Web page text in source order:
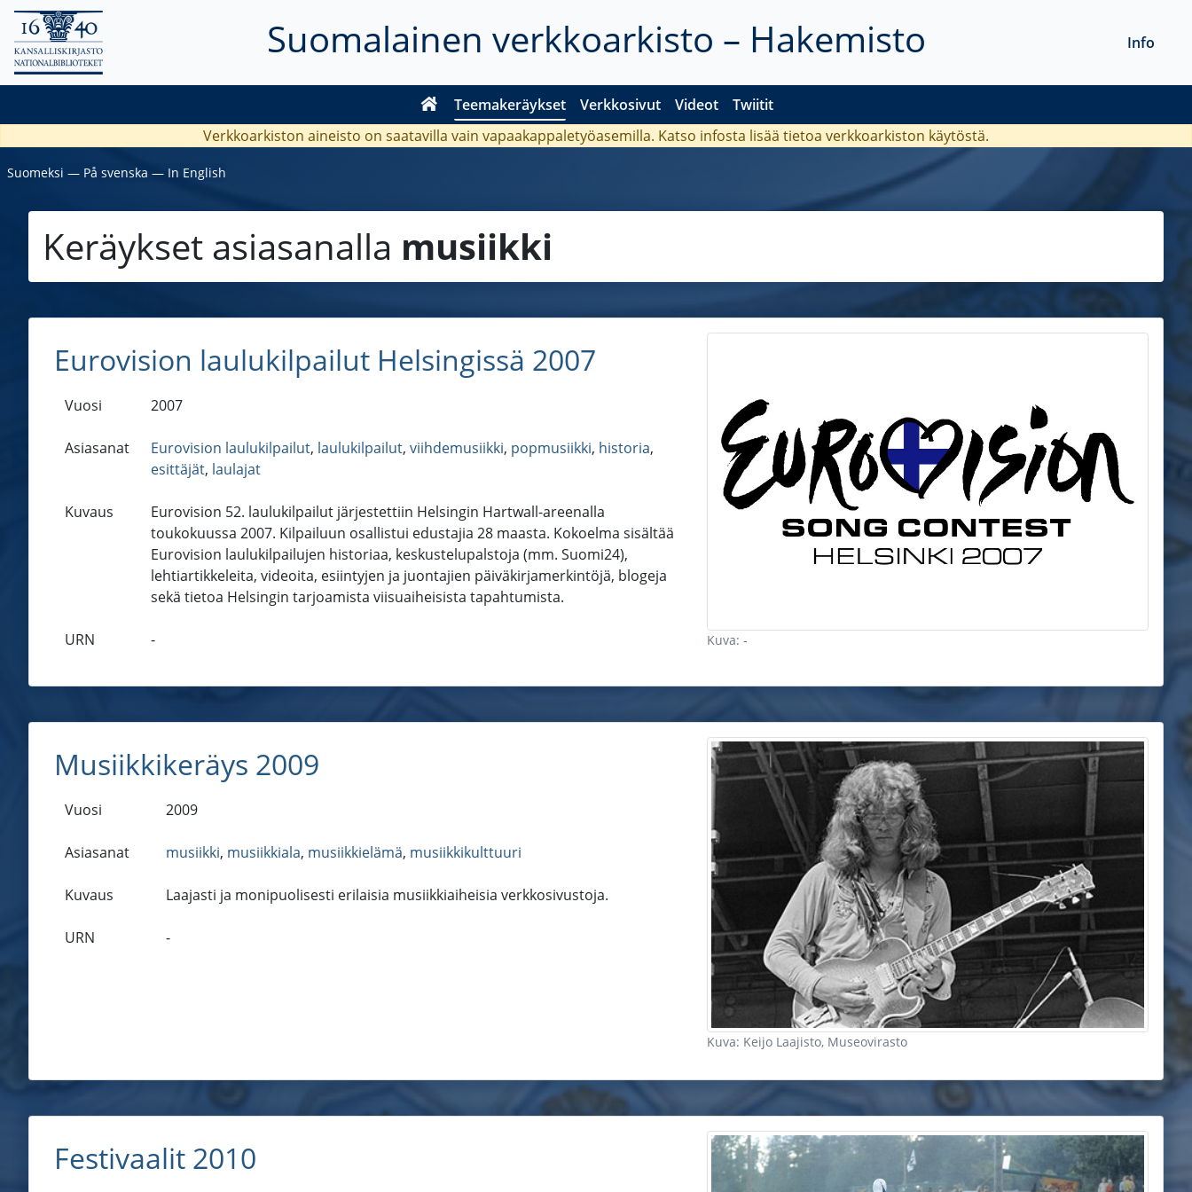
Suomalainen verkkoarkisto – Hakemisto
Teemakeräykset Verkkosivut Videot Twiitit
Info
Verkkoarkiston aineisto on saatavilla vain vapaakappaletyöasemilla. Katso infosta lisää tietoa verkkoarkiston käytöstä.
Suomeksi ― På svenska ― In English
Keräykset asiasanalla musiikki
Kuva: -
Eurovision laulukilpailut Helsingissä 2007
Vuosi 2007
Asiasanat Eurovision laulukilpailut, laulukilpailut, viihdemusiikki, popmusiikki, historia,
esittäjät, laulajat
Kuvaus
Eurovision 52. laulukilpailut järjestettiin Helsingin Hartwall-areenalla
toukokuussa 2007. Kilpailuun osallistui edustajia 28 maasta. Kokoelma sisältää
Eurovision laulukilpailujen historiaa, keskustelupalstoja (mm. Suomi24),
lehtiartikkeleita, videoita, esiintyjen ja juontajien päiväkirjamerkintöjä, blogeja
sekä tietoa Helsingin tarjoamista viisuaiheisista tapahtumista.
URN -
Kuva: Keijo Laajisto, Museovirasto
Musiikkikeräys 2009
Vuosi 2009
Asiasanat musiikki, musiikkiala, musiikkielämä, musiikkikulttuuri
Kuvaus Laajasti ja monipuolisesti erilaisia musiikkiaiheisia verkkosivustoja.
URN -
Festivaalit 2010